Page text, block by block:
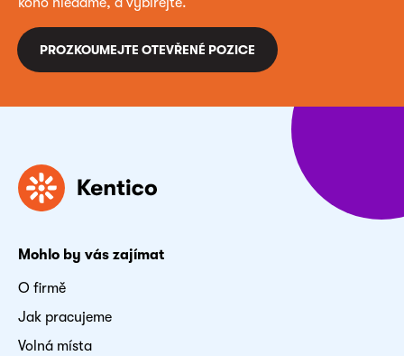
PROZKOUMEJTE OTEVŘENÉ POZICE
Mohlo by vás zajímat
O firmě
Jak pracujeme
Volná místa